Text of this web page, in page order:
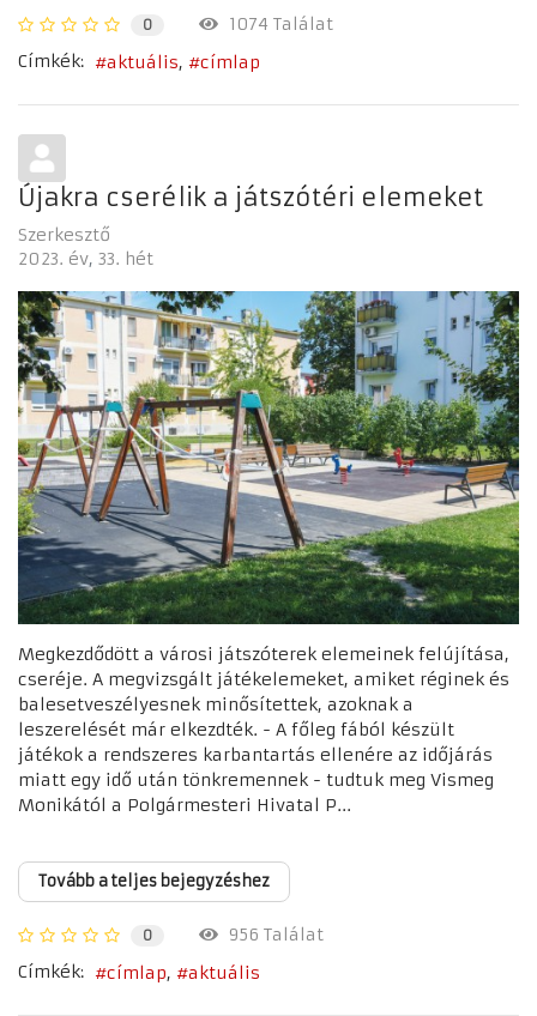
0
1074 Találat
Címkék:
aktuális címlap
Újakra cserélik a játszótéri elemeket
Szerkesztő
2023. év 33. hét
Megkezdődött a városi játszóterek elemeinek felújítása,
cseréje. A megvizsgált játékelemeket, amiket réginek és
balesetveszélyesnek minősítettek, azoknak a
leszerelését már elkezdték. - A főleg fából készült
játékok a rendszeres karbantartás ellenére az időjárás
miatt egy idő után tönkremennek - tudtuk meg Vismeg
Monikától a Polgármesteri Hivatal P...
Tovább a teljes bejegyzéshez
0
956 Találat
Címkék:
címlap aktuális